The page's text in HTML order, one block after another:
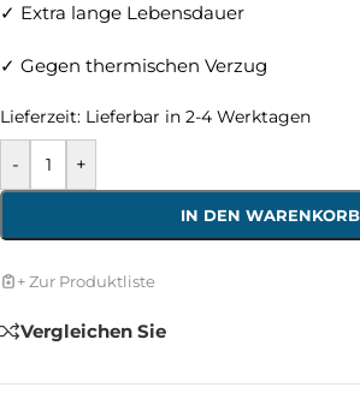
✓ Extra lange Lebensdauer
✓ Gegen thermischen Verzug
Lieferzeit: Lieferbar in 2-4 Werktagen
- +
IN DEN WARENKORB
+ Zur Produktliste
Vergleichen Sie